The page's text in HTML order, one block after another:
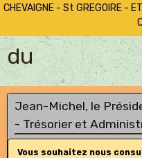
CHEVAIGNE - St GREGOIRE -
du
Jean-Michel, le
- Trésorier et
Vous souhaitez nous